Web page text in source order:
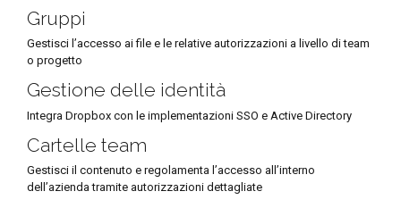
Gruppi
Gestisci l’accesso ai file e le relative autorizzazioni a livello di team
o progetto
Gestione delle identità
Integra Dropbox con le implementazioni SSO e Active Directory
Cartelle team
Gestisci il contenuto e regolamenta l’accesso all’interno
dell’azienda tramite autorizzazioni dettagliate